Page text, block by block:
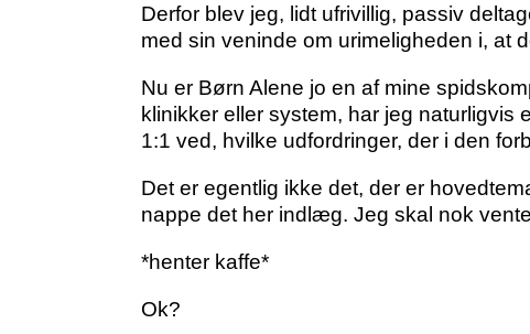
Derfor blev jeg, lidt ufrivillig, passiv
med sin veninde om urimeligheden i,
Nu er Børn Alene jo en af mine
klinikker eller system, har jeg
1:1 ved, hvilke udfordringer, der i den
Det er egentlig ikke det, der er
nappe det her indlæg. Jeg skal nok
*henter kaffe*
Ok?